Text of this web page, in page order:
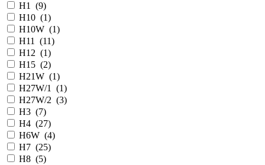
H1
(9)
H10 (1)
H10W (1)
H11
(11)
H12 (1)
H15 (2)
H21W (1)
H27W/1
(1)
H27W/2 (3)
H3 (7)
H4 (27)
H6W (4)
H7 (25)
H8 (5)